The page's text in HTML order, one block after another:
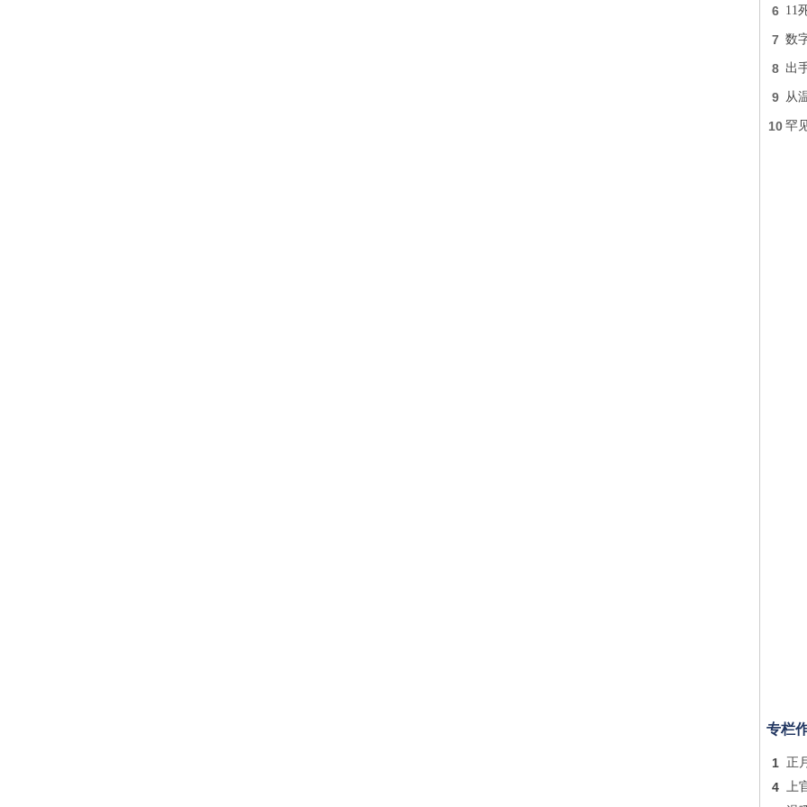
6 11
7 数
8 出
9 从
10 罕
专栏
1 正
4 上